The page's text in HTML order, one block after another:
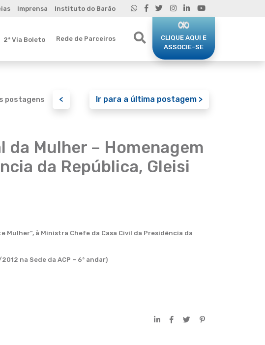
Imprensa Instituto do Barão
2ª Via Boleto Rede de Parceiros
CLIQUE AQUI E
ASSOCIE-SE
postagens < Ir para a última postagem >
Mulher – Homenagem
da República, Gleisi
à Ministra Chefe da Casa Civil da Presidência da
na Sede da ACP – 6º andar)